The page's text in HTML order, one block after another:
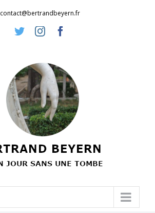
contact@bertrandbeyern.fr
TwitterInstagram